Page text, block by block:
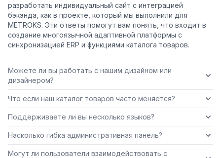
разработать индивидуальный сайт с интеграцией
бэкэнда, как в проекте, который мы выполнили для
METROKS. Эти ответы помогут вам понять, что входит в
создание многоязычной адаптивной платформы с
синхронизацией ERP и функциями каталога товаров.
Можете ли вы работать с нашим дизайном или
дизайнером?
Что если наш каталог товаров часто меняется?
Поддерживаете ли вы несколько языков?
Насколько гибка административная панель?
Могут ли пользователи взаимодействовать с